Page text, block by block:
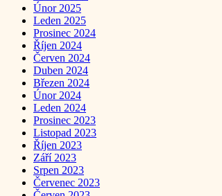
Únor 2025
Leden 2025
Prosinec 2024
Říjen 2024
Červen 2024
Duben 2024
Březen 2024
Únor 2024
Leden 2024
Prosinec 2023
Listopad 2023
Říjen 2023
Září 2023
Srpen 2023
Červenec 2023